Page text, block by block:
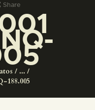
Share
...
188.005